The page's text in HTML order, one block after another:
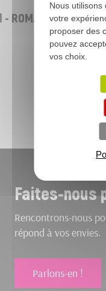
(35)
Faites-nous
Rencontrons-nous
répond à vos envies.
Parlons-en !
Nous utilisons
votre
proposer des
pouvez
vos choix.